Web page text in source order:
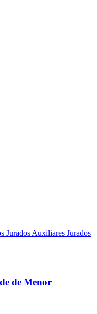
Jurados Auxiliares Jurados
de Menor